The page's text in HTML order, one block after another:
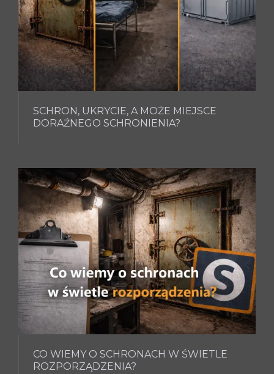
SCHRON, UKRYCIE, A MOŻE MIEJSCE
DORAŹNEGO SCHRONIENIA?
CO WIEMY O SCHRONACH W ŚWIETLE
ROZPORZĄDZENIA?